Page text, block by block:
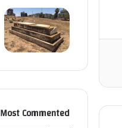
Most Commented